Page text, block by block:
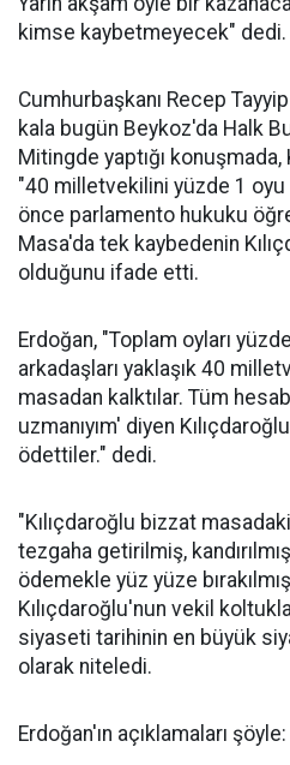
kimse kaybetmeyecek" dedi.
Cumhurbaşkanı Recep
kala bugün Beykoz'da Halk
Mitingde yaptığı konuşmada,
"40 milletvekilini yüzde 1 oyu
önce parlamento hukuku
Masa'da tek kaybedenin
olduğunu ifade etti.
Erdoğan, "Toplam oyları
arkadaşları yaklaşık 40
masadan kalktılar. Tüm
uzmanıyım' diyen
ödettiler." dedi.
"Kılıçdaroğlu bizzat
tezgaha getirilmiş,
ödemekle yüz yüze
Kılıçdaroğlu'nun vekil
siyaseti tarihinin en büyük
olarak niteledi.
Erdoğan'ın açıklamaları şöyle: